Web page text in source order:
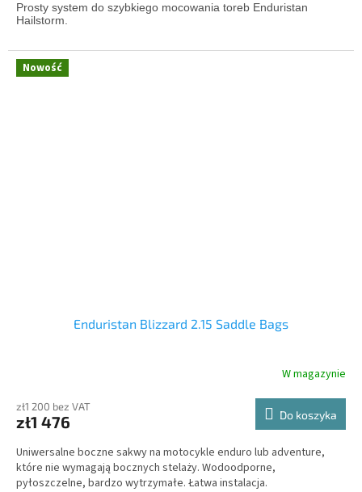
Prosty system do szybkiego mocowania toreb Enduristan
Hailstorm.
Nowość
Enduristan Blizzard 2.15 Saddle Bags
W magazynie
zł1 200 bez VAT
zł1 476 Do koszyka
Uniwersalne boczne sakwy na motocykle enduro lub adventure,
które nie wymagają bocznych stelaży. Wodoodporne,
pyłoszczelne, bardzo wytrzymałe. Łatwa instalacja.